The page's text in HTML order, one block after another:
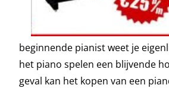
beginnende pianist weet je
het piano spelen een blijvende
geval kan het kopen van een